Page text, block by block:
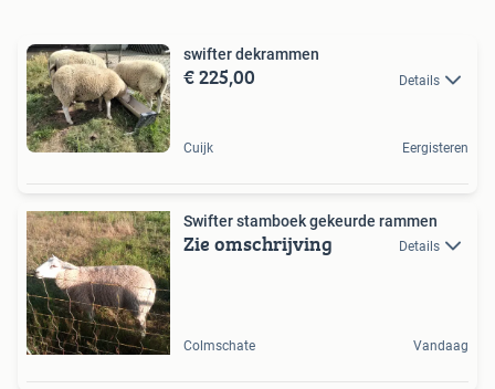
swifter dekrammen
€ 225,00 Details
Cuijk Eergisteren
Swifter stamboek gekeurde rammen
Zie omschrijving Details
Colmschate Vandaag